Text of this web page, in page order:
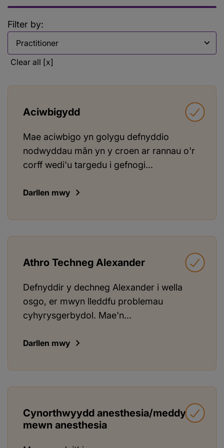
Filter by:
Clear all [x]
Aciwbigydd
Mae aciwbigo yn golygu defnyddio
nodwyddau mân yn y croen ar rannau o'r
corff wedi'u targedu i gefnogi...
Darllen mwy
Athro Techneg Alexander
Defnyddir y dechneg Alexander i wella
osgo, er mwyn lleddfu problemau
cyhyrysgerbydol. Mae'n...
Darllen mwy
Cynorthwyydd anesthesia/meddyg
mewn anesthesia